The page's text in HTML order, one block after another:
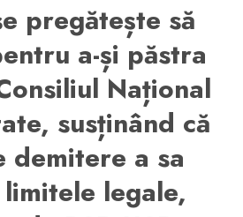
pregătește să
a-și păstra
Național
susținând că
demitere a sa
legale,